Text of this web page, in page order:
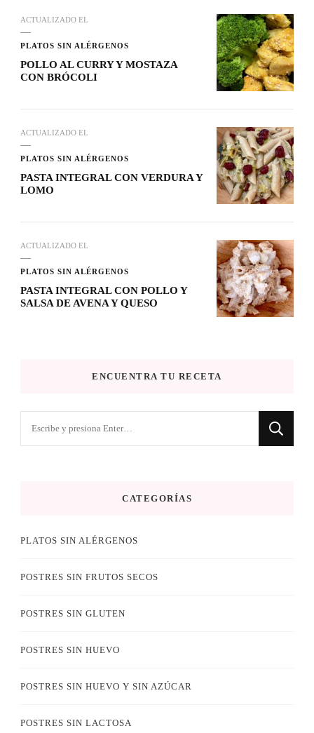
ACTUALIZADO EL
PLATOS SIN ALÉRGENOS
POLLO AL CURRY Y MOSTAZA
CON BRÓCOLI
ACTUALIZADO EL
PLATOS SIN ALÉRGENOS
PASTA INTEGRAL CON VERDURA Y
LOMO
ACTUALIZADO EL
PLATOS SIN ALÉRGENOS
PASTA INTEGRAL CON POLLO Y
SALSA DE AVENA Y QUESO
ENCUENTRA TU RECETA
CATEGORÍAS
PLATOS SIN ALÉRGENOS
POSTRES SIN FRUTOS SECOS
POSTRES SIN GLUTEN
POSTRES SIN HUEVO
POSTRES SIN HUEVO Y SIN AZÚCAR
POSTRES SIN LACTOSA